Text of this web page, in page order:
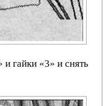
и гайки «3» и снять